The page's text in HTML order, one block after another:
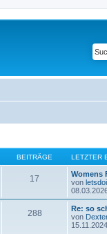
BEITRÄGE LETZTER
17
Womens
von
288
Re: so
von